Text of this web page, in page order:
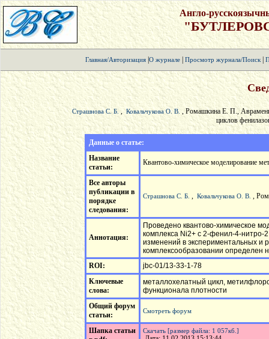
Англо-
Главная/Авторизация| О журнале| Просмотр журнала/Поиск|
Страшнова С. Б. ,Ковальчукова О. В. , Ромашкина Е. П.,
циклов
Данные о статье:
Название
статьи:
Квантово-химическое моделирование
Все авторы
публикации в
порядке
следования:
Страшнова С. Б. , Ковальчукова О. В. ,
Аннотация:
Проведено квантово-химическое
комплекса Ni2+ с 2-фенил-4-нитро-
изменений в экспериментальных и
комплексообразовании определен
ROI:
jbc-01/13-33-1-78
Ключевые
слова:
металлохелатный цикл,
функционала плотности
Общий форум
статьи:
Смотреть форум
Шапка статьи
Скачать [размер файла: 1 057кб.]